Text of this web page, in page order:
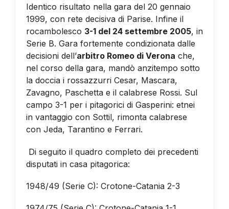
Identico risultato nella gara del 20 gennaio
1999, con rete decisiva di Parise. Infine il
rocambolesco 3-1 del 24 settembre 2005, in
Serie B. Gara fortemente condizionata dalle
decisioni dell’arbitro Romeo di Verona che,
nel corso della gara, mandò anzitempo sotto
la doccia i rossazzurri Cesar, Mascara,
Zavagno, Paschetta e il calabrese Rossi. Sul
campo 3-1 per i pitagorici di Gasperini: etnei
in vantaggio con Sottil, rimonta calabrese
con Jeda, Tarantino e Ferrari.
Di seguito il quadro completo dei precedenti
disputati in casa pitagorica:
1948/49 (Serie C): Crotone-Catania 2-3